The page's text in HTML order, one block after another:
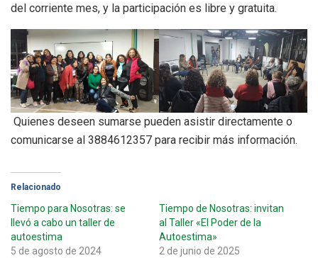
del corriente mes, y la participación es libre y gratuita.
Quienes deseen sumarse pueden asistir directamente o
comunicarse al 3884612357 para recibir más información.
Relacionado
Tiempo para Nosotras: se
llevó a cabo un taller de
autoestima
5 de agosto de 2024
Tiempo de Nosotras: invitan
al Taller «El Poder de la
Autoestima»
2 de junio de 2025